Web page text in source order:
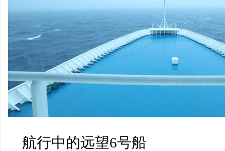
航行中的远望6号船